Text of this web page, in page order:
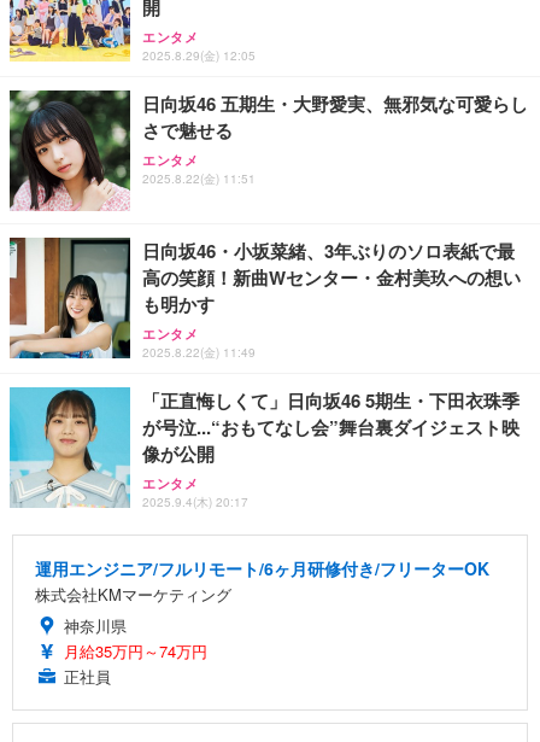
開
エンタメ
2025.8.29(金) 12:05
日向坂46 五期生・大野愛実、無邪気な可愛らし
さで魅せる
エンタメ
2025.8.22(金) 11:51
日向坂46・小坂菜緒、3年ぶりのソロ表紙で最
高の笑顔！新曲Wセンター・金村美玖への想い
も明かす
エンタメ
2025.8.22(金) 11:49
「正直悔しくて」日向坂46 5期生・下田衣珠季
が号泣...“おもてなし会”舞台裏ダイジェスト映
像が公開
エンタメ
2025.9.4(木) 20:17
運用エンジニア/フルリモート/6ヶ月研修付き/フリーターOK
株式会社KMマーケティング
神奈川県
月給35万円～74万円
正社員